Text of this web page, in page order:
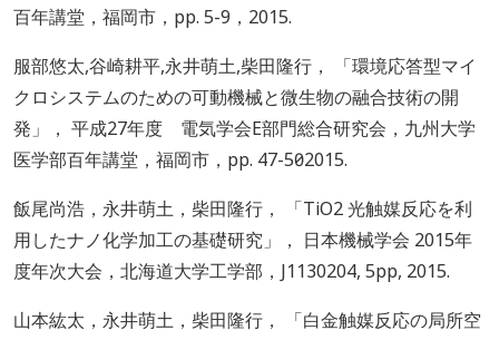
百年講堂，福岡市，pp. 5-9，2015.
服部悠太,谷崎耕平,永井萌土,柴田隆行， 「環境応答型マイ
クロシステムのための可動機械と微生物の融合技術の開
発」， 平成27年度 電気学会E部門総合研究会，九州大学
医学部百年講堂，福岡市，pp. 47-50，2015.
飯尾尚浩，永井萌土，柴田隆行， 「TiO2 光触媒反応を利
用したナノ化学加工の基礎研究」， 日本機械学会 2015年
度年次大会，北海道大学工学部，J1130204, 5pp, 2015.
山本紘太，永井萌土，柴田隆行， 「白金触媒反応の局所空